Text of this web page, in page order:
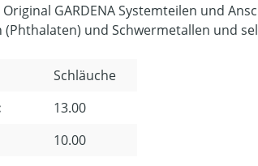
GARDENA Systemteilen und
und Schwermetallen und
Schläuche
13.00
10.00